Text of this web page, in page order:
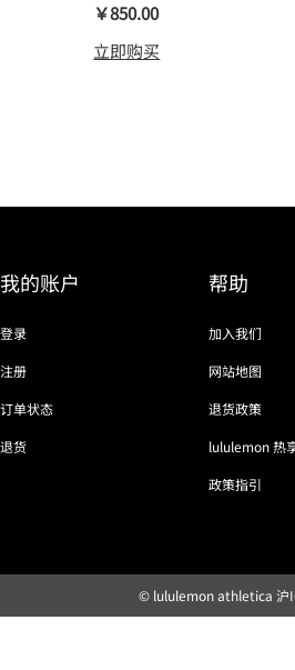
￥850.00
立即购买
我的账户
登录
注册
订单状态
退货
帮助
加入我们
网站地图
退货政策
lululemon 热
政策指引
© lululemon athletica 沪